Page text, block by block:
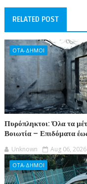
RELATED POST
ΟΤΑ-ΔΗΜΟΙ
Πυρόπληκτοι: Όλα τα
Βοιωτία – Επιδόματα
Unknown Aug 06, 2026
ΟΤΑ-ΔΗΜΟΙ